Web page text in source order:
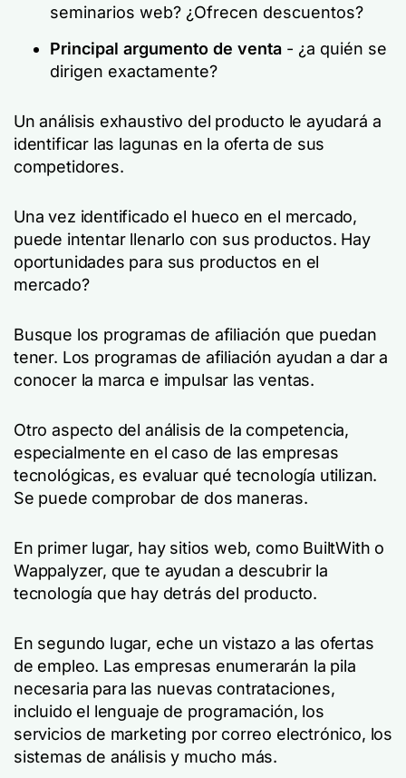
seminarios web? ¿Ofrecen descuentos?
Principal argumento de venta - ¿a quién se
dirigen exactamente?
Un análisis exhaustivo del producto le ayudará a
identificar las lagunas en la oferta de sus
competidores.
Una vez identificado el hueco en el mercado,
puede intentar llenarlo con sus productos. Hay
oportunidades para sus productos en el
mercado?
Busque los programas de afiliación que puedan
tener. Los programas de afiliación ayudan a dar a
conocer la marca e impulsar las ventas.
Otro aspecto del análisis de la competencia,
especialmente en el caso de las empresas
tecnológicas, es evaluar qué tecnología utilizan.
Se puede comprobar de dos maneras.
En primer lugar, hay sitios web, como BuiltWith o
Wappalyzer, que te ayudan a descubrir la
tecnología que hay detrás del producto.
En segundo lugar, eche un vistazo a las ofertas
de empleo. Las empresas enumerarán la pila
necesaria para las nuevas contrataciones,
incluido el lenguaje de programación, los
servicios de marketing por correo electrónico, los
sistemas de análisis y mucho más.